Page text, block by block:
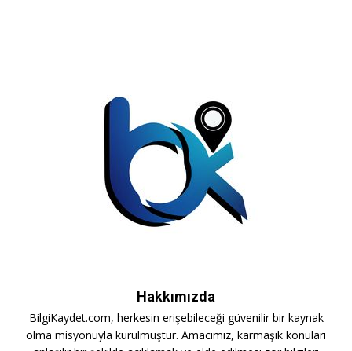
Hakkımızda
BilgiKaydet.com, herkesin erişebileceği güvenilir bir kaynak
olma misyonuyla kurulmuştur. Amacımız, karmaşık konuları